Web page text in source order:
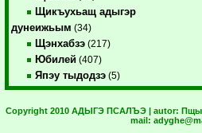
Щикъухьащ адыгэр
дунеижьым (34)
Щэнхабзэ (217)
Юбилей (407)
Япэу тыдодзэ (5)
Copyright 2010 АДЫГЭ ПСАЛЪЭ | autor:
mail: